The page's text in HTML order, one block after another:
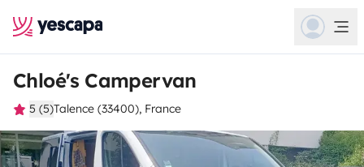
Chloé's Campervan
5 (5)Talence (33400), France